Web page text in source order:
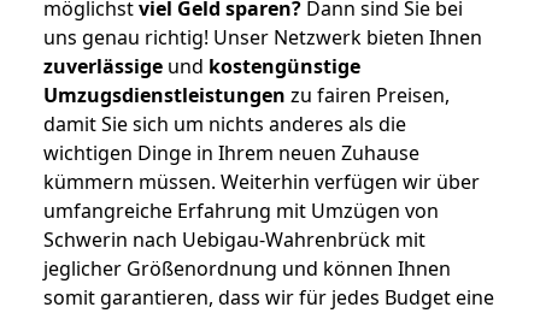
möglichstviel Geld sparen? Dann sind Sie bei
uns genau richtig! Unser Netzwerk bieten Ihnen
zuverlässige und kostengünstige
Umzugsdienstleistungen zu fairen Preisen,
damit Sie sich um nichts anderes als die
wichtigen Dinge in Ihrem neuen Zuhause
kümmern müssen. Weiterhin verfügen wir über
umfangreiche Erfahrung mit Umzügen von
Schwerin nach Uebigau-Wahrenbrück mit
jeglicher Größenordnung und können Ihnen
somit garantieren, dass wir für jedes Budget eine